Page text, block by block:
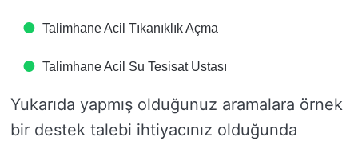
Talimhane Acil Tıkanıklık Açma
Talimhane Acil Su Tesisat Ustası
Yukarıda yapmış olduğunuz aramalara örnek
bir destek talebi ihtiyacınız olduğunda